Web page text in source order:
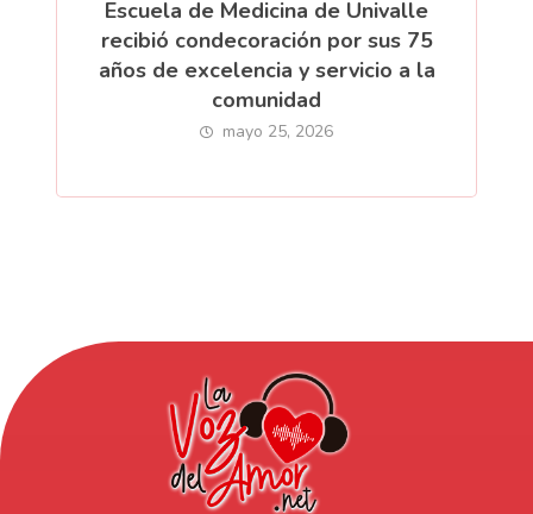
Escuela de Medicina de Univalle
recibió condecoración por sus 75
años de excelencia y servicio a la
comunidad
mayo 25, 2026